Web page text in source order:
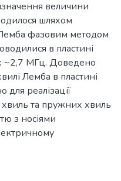
величини
шляхом
фазовим методом
в пластині
~2,7 МГц. Доведено
Лемба в пластині
реалізації
та пружних хвиль
з носіями